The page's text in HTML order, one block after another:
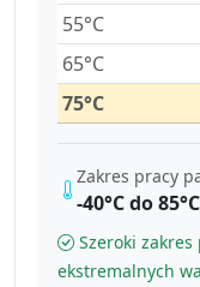
55°C
65°C
75°C
Zakres pracy
-40°C do 85°C
Szeroki
ekstremalnych